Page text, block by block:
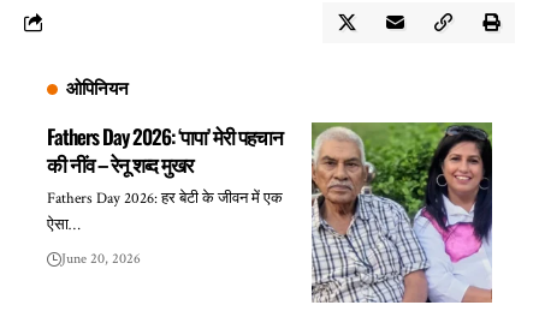
ओपिनियन
Fathers Day 2026: ‘पापा’ मेरी पहचान
की नींव – रेनू शब्द मुखर
Fathers Day 2026: हर बेटी के जीवन में एक
ऐसा…
June 20, 2026